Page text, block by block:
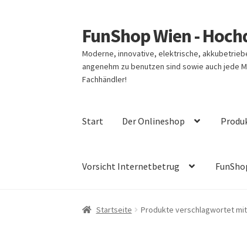
Zur
Navigation
springen
Zum
Inhalt
springen
FunShop Wien -
Moderne, innovative, elektrische,
angenehm zu benutzen sind sowie auch jede
Fachhändler!
Start Der Onlineshop
Vorsicht Internetbetrug
Startseite Produkte verschlagwortet